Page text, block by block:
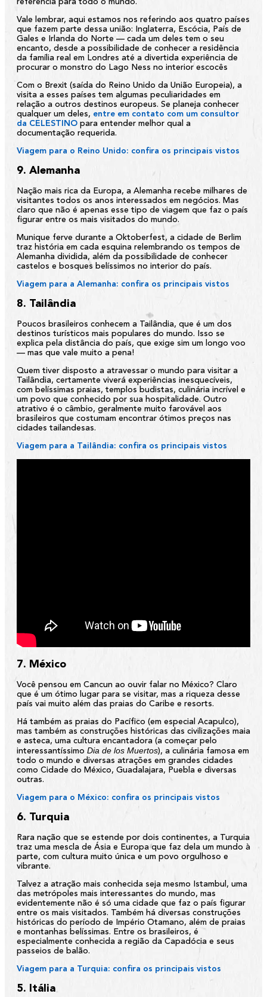
referência para todo o mundo.
Vale lembrar, aqui estamos nos referindo aos quatro países
que fazem parte dessa união: Inglaterra, Escócia, País de
Gales e Irlanda do Norte — cada um deles tem o seu
encanto, desde a possibilidade de conhecer a residência
da família real em Londres até a divertida experiência de
procurar o monstro do Lago Ness no interior escocês
Com o Brexit (saída do Reino Unido da União Europeia), a
visita a esses países tem algumas peculiaridades em
relação a outros destinos europeus. Se planeja conhecer
qualquer um deles, entre em contato com um consultor
da CELESTINO para entender melhor qual a
documentação requerida.
Viagem para o Reino Unido: confira os principais vistos
9. Alemanha
Nação mais rica da Europa, a Alemanha recebe milhares de
visitantes todos os anos interessados em negócios. Mas
claro que não é apenas esse tipo de viagem que faz o país
figurar entre os mais visitados do mundo.
Munique ferve durante a Oktoberfest, a cidade de Berlim
traz história em cada esquina relembrando os tempos de
Alemanha dividida, além da possibilidade de conhecer
castelos e bosques belíssimos no interior do país.
Viagem para a Alemanha: confira os principais vistos
8. Tailândia
Poucos brasileiros conhecem a Tailândia, que é um dos
destinos turísticos mais populares do mundo. Isso se
explica pela distância do país, que exige sim um longo voo
— mas que vale muito a pena!
Quem tiver disposto a atravessar o mundo para visitar a
Tailândia, certamente viverá experiências inesquecíveis,
com belíssimas praias, templos budistas, culinária incrível e
um povo que conhecido por sua hospitalidade. Outro
atrativo é o câmbio, geralmente muito farovável aos
brasileiros que costumam encontrar ótimos preços nas
cidades tailandesas.
Viagem para a Tailândia: confira os principais vistos
7. México
Você pensou em Cancun ao ouvir falar no México? Claro
que é um ótimo lugar para se visitar, mas a riqueza desse
país vai muito além das praias do Caribe e resorts.
Há também as praias do Pacífico (em especial Acapulco),
mas também as construções históricas das civilizações maia
e asteca, uma cultura encantadora (a começar pelo
interessantíssimo Dia de los Muertos), a culinária famosa em
todo o mundo e diversas atrações em grandes cidades
como Cidade do México, Guadalajara, Puebla e diversas
outras.
Viagem para o México: confira os principais vistos
6. Turquia
Rara nação que se estende por dois continentes, a Turquia
traz uma mescla de Ásia e Europa que faz dela um mundo à
parte, com cultura muito única e um povo orgulhoso e
vibrante.
Talvez a atração mais conhecida seja mesmo Istambul, uma
das metrópoles mais interessantes do mundo, mas
evidentemente não é só uma cidade que faz o país figurar
entre os mais visitados. Também há diversas construções
históricas do período de Império Otamano, além de praias
e montanhas belíssimas. Entre os brasileiros, é
especialmente conhecida a região da Capadócia e seus
passeios de balão.
Viagem para a Turquia: confira os principais vistos
5. Itália